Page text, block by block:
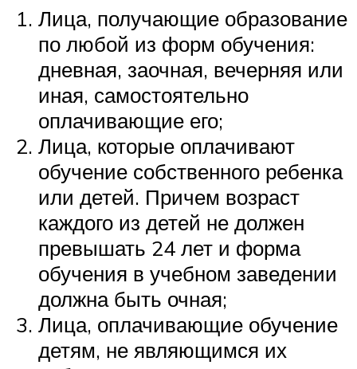
Лица, получающие образование
по любой из форм обучения:
дневная, заочная, вечерняя или
иная, самостоятельно
оплачивающие его;
Лица, которые оплачивают
обучение собственного ребенка
или детей. Причем возраст
каждого из детей не должен
превышать 24 лет и форма
обучения в учебном заведении
должна быть очная;
Лица, оплачивающие обучение
детям, не являющимся их